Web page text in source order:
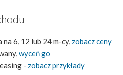
6, 12 lub 24 m-cy, zobacz ceny
wyceń go
- zobacz przykłady